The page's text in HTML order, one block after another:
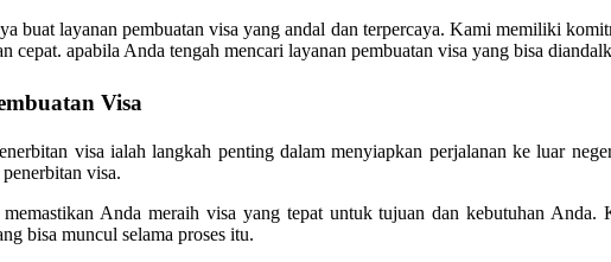
buat layanan pembuatan visa yang andal dan terpercaya. Kami memiliki
cepat. apabila Anda tengah mencari layanan pembuatan visa yang bisa
Visa
visa ialah langkah penting dalam menyiapkan perjalanan ke luar
visa.
Anda meraih visa yang tepat untuk tujuan dan kebutuhan Anda.
bisa muncul selama proses itu.